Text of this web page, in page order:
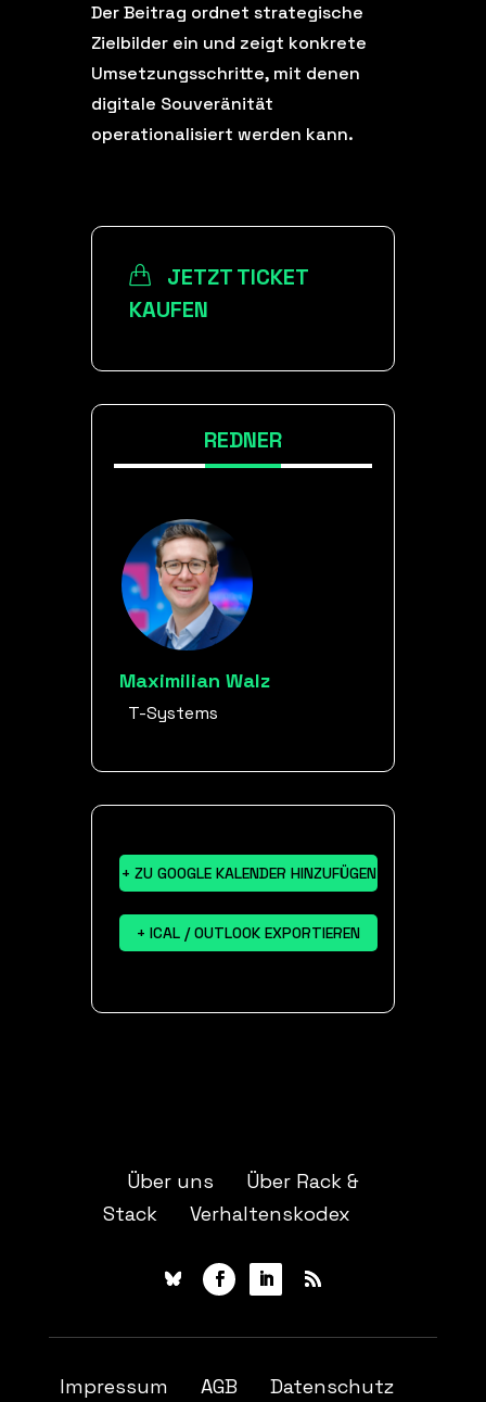
Der Beitrag ordnet strategische
Zielbilder ein und zeigt konkrete
Umsetzungsschritte, mit denen
digitale Souveränität
operationalisiert werden kann.
JETZT TICKET
KAUFEN
REDNER
Maximilian Walz
T-Systems
+ ZU GOOGLE KALENDER HINZUFÜGEN
+ ICAL / OUTLOOK EXPORTIEREN
Über uns
Über Rack &
Stack
Verhaltenskodex
Impressum AGB Datenschutz